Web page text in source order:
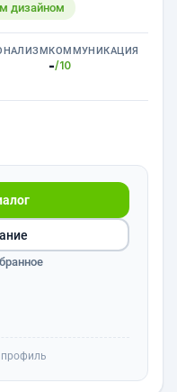
дизайном
КОММУНИКАЦИЯ
-/10